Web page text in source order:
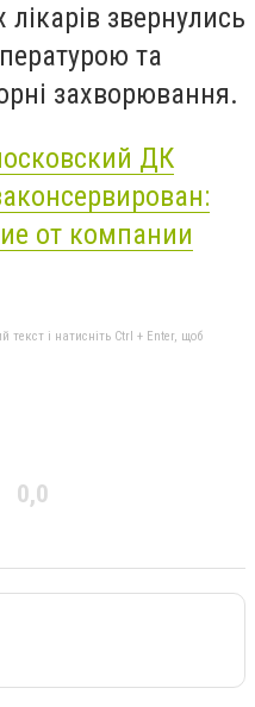
звернулись
та
захворювання.
ДК
от компании
текст і натисніть Ctrl + Enter, щоб
0,0